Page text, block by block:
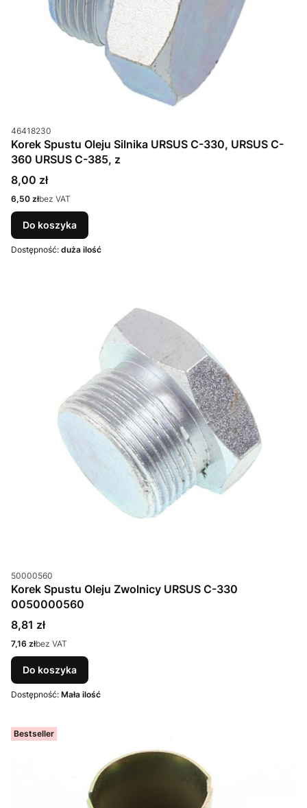
Kod produktu
46418230
Korek Spustu Oleju Silnika URSUS C-330, URSUS C-
360 URSUS C-385, z
Cena
8,00 zł
Cena
6,50 złbez VAT
Do koszyka
Dostępność: duża ilość
Kod produktu
50000560
Korek Spustu Oleju Zwolnicy URSUS C-330
0050000560
Cena
8,81 zł
Cena
7,16 złbez VAT
Do koszyka
Dostępność: Mała ilość
Bestseller